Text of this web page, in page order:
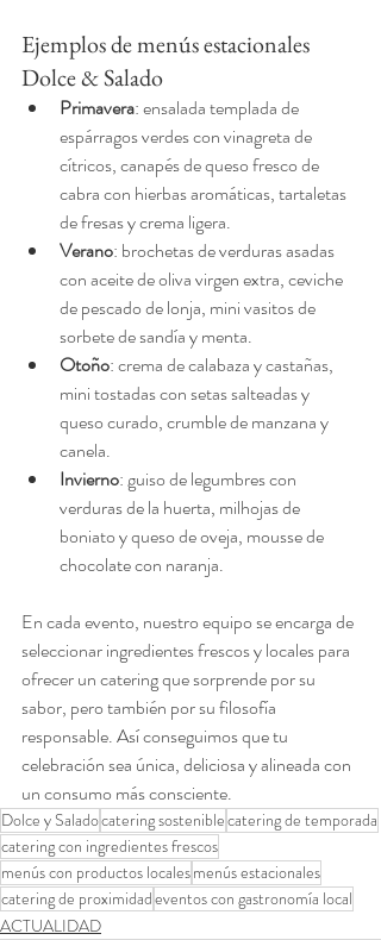
Ejemplos de menús estacionales
Dolce & Salado
Primavera: ensalada templada de
espárragos verdes con vinagreta de
cítricos, canapés de queso fresco de
cabra con hierbas aromáticas, tartaletas
de fresas y crema ligera.
Verano: brochetas de verduras asadas
con aceite de oliva virgen extra, ceviche
de pescado de lonja, mini vasitos de
sorbete de sandía y menta.
Otoño: crema de calabaza y castañas,
mini tostadas con setas salteadas y
queso curado, crumble de manzana y
canela.
Invierno: guiso de legumbres con
verduras de la huerta, milhojas de
boniato y queso de oveja, mousse de
chocolate con naranja.
En cada evento, nuestro equipo se encarga de
seleccionar ingredientes frescos y locales para
ofrecer un catering que sorprende por su
sabor, pero también por su filosofía
responsable. Así conseguimos que tu
celebración sea única, deliciosa y alineada con
un consumo más consciente.
Dolce y Saladocatering sosteniblecatering de temporada
catering con ingredientes frescos
menús con productos localesmenús estacionales
catering de proximidadeventos con gastronomía local
ACTUALIDAD